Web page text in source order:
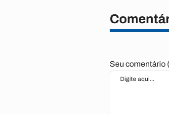
Seu comentário